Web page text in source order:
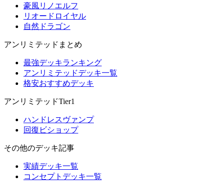
豪風リノエルフ
リオードロイヤル
自然ドラゴン
アンリミテッドまとめ
最強デッキランキング
アンリミテッドデッキ一覧
格安おすすめデッキ
アンリミテッドTier1
ハンドレスヴァンプ
回復ビショップ
その他のデッキ記事
実績デッキ一覧
コンセプトデッキ一覧